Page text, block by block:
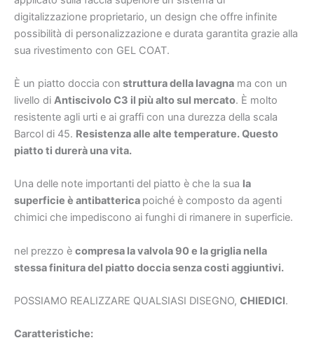
digitalizzazione proprietario, un design che offre infinite
possibilità di personalizzazione e durata garantita grazie alla
sua rivestimento con GEL COAT.
È un piatto doccia con struttura della lavagna ma con un
livello di Antiscivolo C3 il più alto sul mercato. È molto
resistente agli urti e ai graffi con una durezza della scala
Barcol di 45. Resistenza alle alte temperature. Questo
piatto ti durerà una vita.
Una delle note importanti del piatto è che la sua la
superficie è antibatterica poiché è composto da agenti
chimici che impediscono ai funghi di rimanere in superficie.
nel prezzo è compresa la valvola 90 e la griglia nella
stessa finitura del piatto doccia senza costi aggiuntivi.
POSSIAMO REALIZZARE QUALSIASI DISEGNO, CHIEDICI.
Caratteristiche: